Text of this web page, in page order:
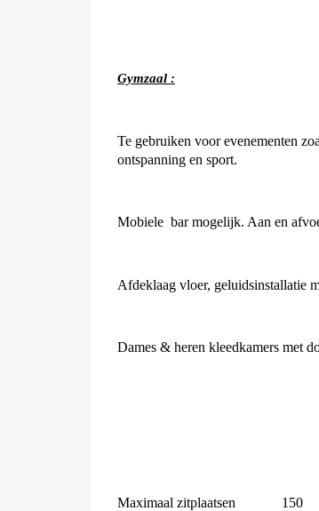
Gymzaal :
Te gebruiken voor evenementen
ontspanning en sport.
Mobiele bar mogelijk. Aan en
Afdeklaag vloer, geluidsinstallatie
Dames & heren kleedkamers met
Maximaal zitplaatsen 150